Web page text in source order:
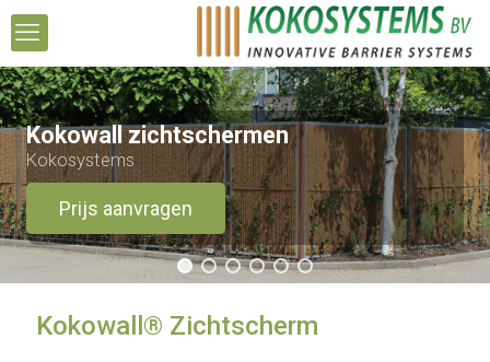
Kokowall zichtschermen
Kokosystems
Prijs aanvragen
Kokowall® Zichtscherm